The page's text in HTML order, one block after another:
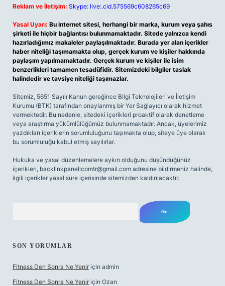
Reklam ve İletişim: Skype: live:.cid.575569c608265c69
Yasal Uyarı: Bu internet sitesi, herhangi bir marka, kurum veya şahıs
şirketi ile hiçbir bağlantısı bulunmamaktadır. Sitede yalnızca kendi
hazırladığımız makaleler paylaşılmaktadır. Burada yer alan içerikler
haber niteliği taşımamakta olup, gerçek kurum ve kişiler hakkında
paylaşım yapılmamaktadır. Gerçek kurum ve kişiler ile isim
benzerlikleri tamamen tesadüfidir. Sitemizdeki bilgiler taslak
halindedir ve tavsiye niteliği taşımazlar.
Sitemiz, 5651 Sayılı Kanun gereğince Bilgi Teknolojileri ve İletişim
Kurumu (BTK) tarafından onaylanmış bir Yer Sağlayıcı olarak hizmet
vermektedir. Bu nedenle, sitedeki içerikleri proaktif olarak denetleme
veya araştırma yükümlülüğümüz bulunmamaktadır. Ancak, üyelerimiz
yazdıkları içeriklerin sorumluluğunu taşımakta olup, siteye üye olarak
bu sorumluluğu kabul etmiş sayılırlar.
Hukuka ve yasal düzenlemelere aykırı olduğunu düşündüğünüz
içerikleri, backlinkpanelicomtr@gmail.com adresine bildirmeniz halinde,
ilgili içerikler yasal süre içerisinde sitemizden kaldırılacaktır.
SON YORUMLAR
Fitness Den Sonra Ne Yenir için admin
Fitness Den Sonra Ne Yenir için Ozan